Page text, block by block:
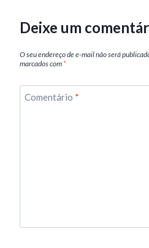
Deixe um
O seu endereço de e-mail não será
marcados com *
Comentário *